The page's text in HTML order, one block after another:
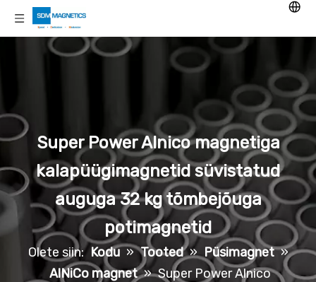
Super Power Alnico magnetiga
kalapüügimagnetid süvistatud
auguga 32 kg tõmbejõuga
potimagnetid
Olete siin: Kodu » Tooted » Püsimagnet »
AlNiCo magnet » Super Power Alnico